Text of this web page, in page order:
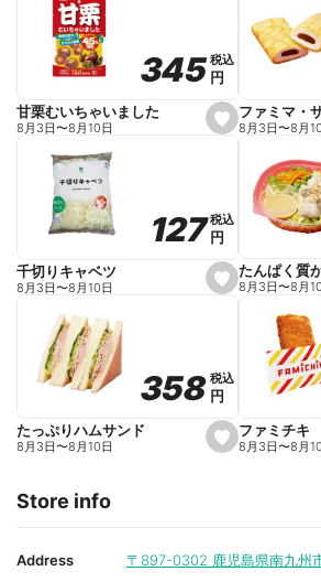
s
e
o
r
i
e
345
345税込
税込
円
円
甘栗むいちゃいました
8月3日〜8月10日 8月3日〜8月
s
e
o
r
i
e
127
127税込
税込
円
円
千切りキャベツ
8月3日〜8月10日 8月3日〜8月
s
e
i
t
358
358税込
税込
円
円
たっぷりハムサンド
8月3日〜8月10日
ファミチキ
8月3日〜8月
Store info
Address 〒897-0302 鹿児島県南九州